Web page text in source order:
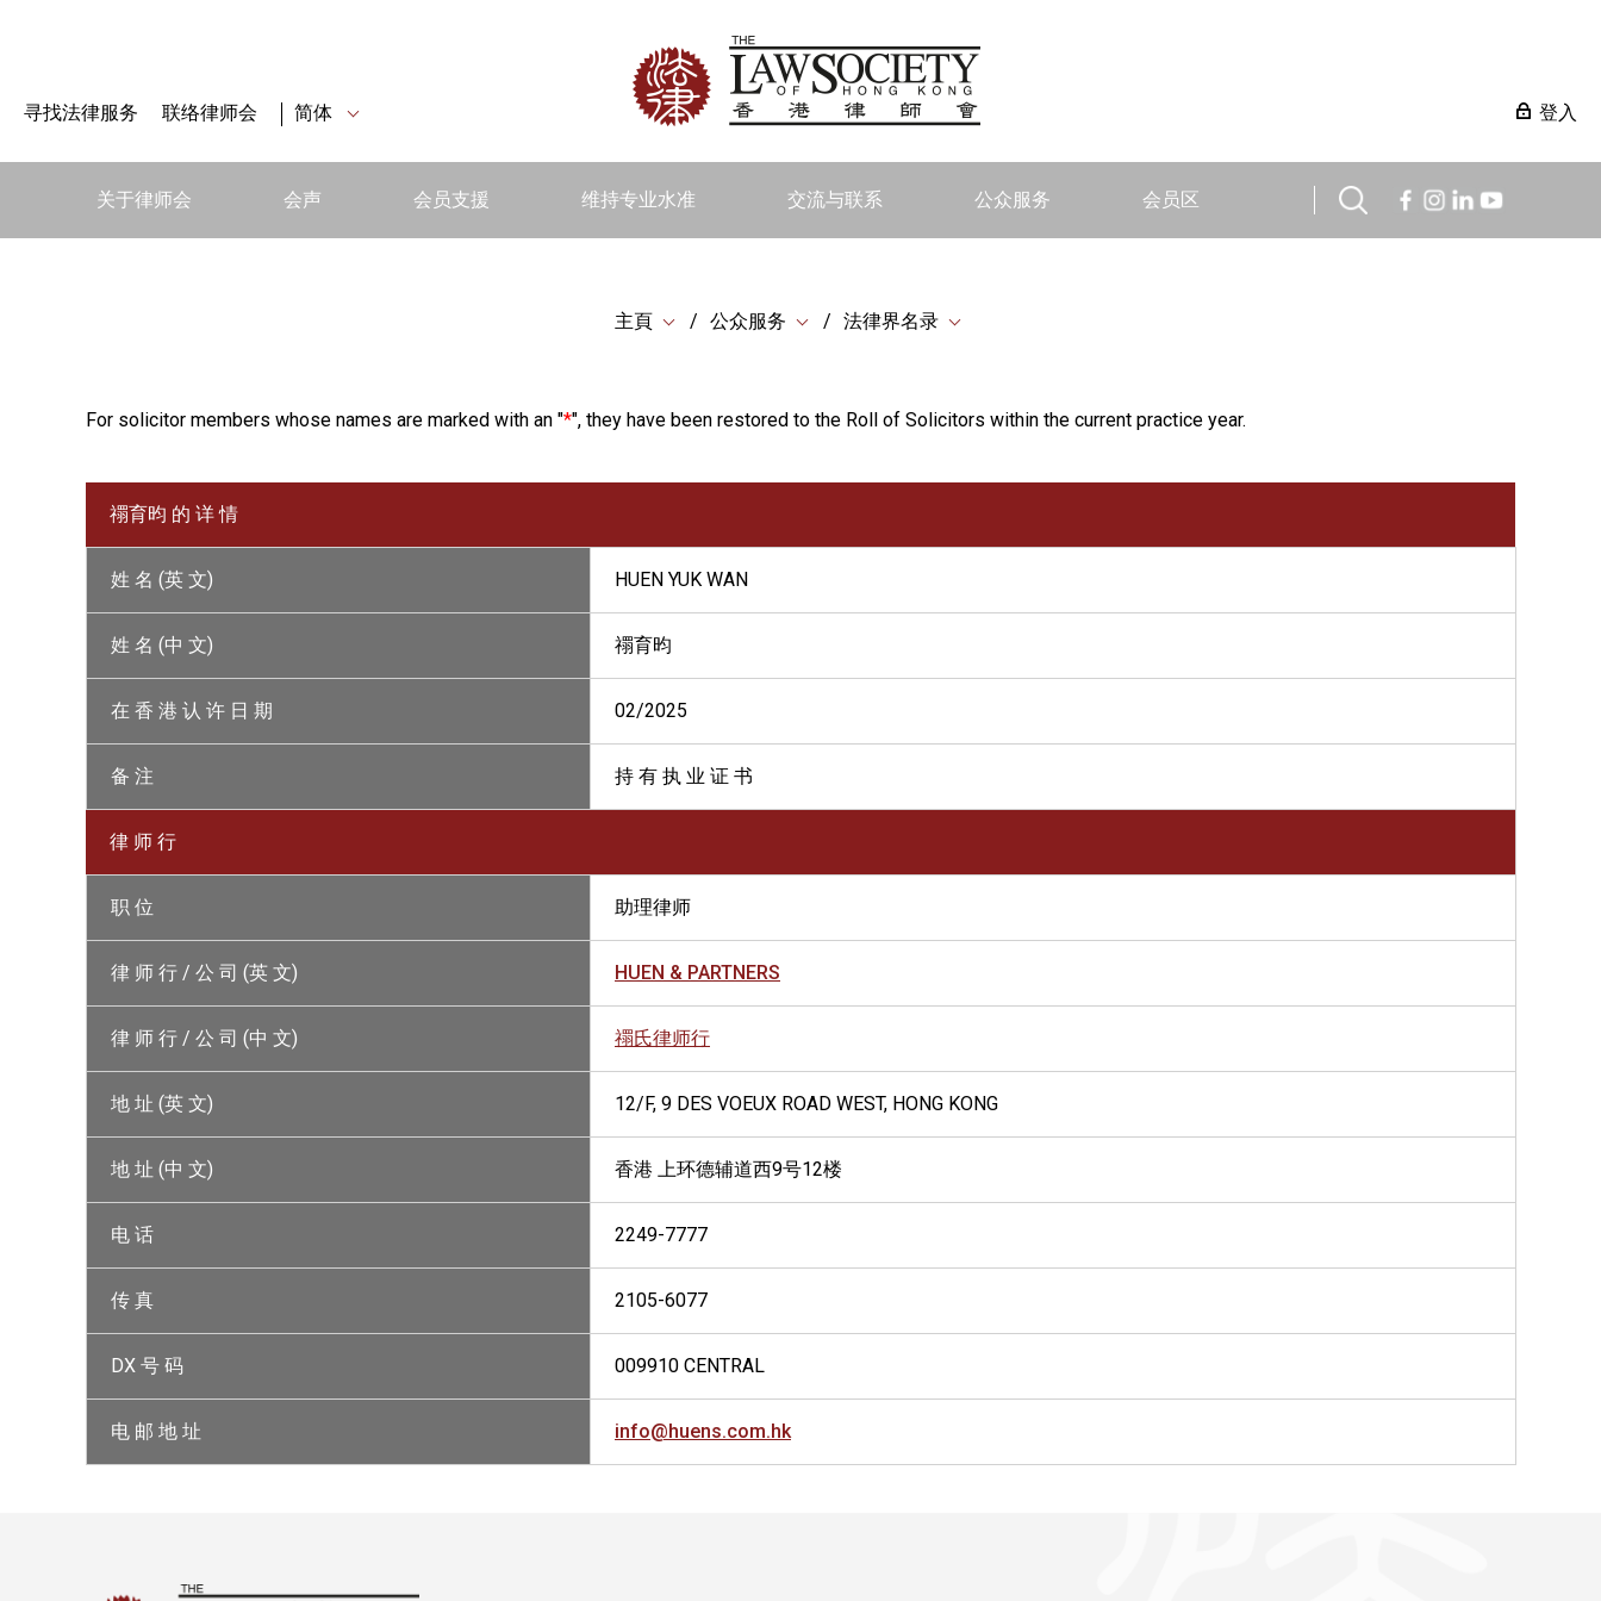
寻找法律服务 联络律师会 简体 登入
关于律师会 会声 会员支援 维持专业水准 交流与联系 公众服务 会员区
主頁 公众服务 法律界名录
For solicitor members whose names are marked with an "*", they have been restored to the Roll of Solicitors within the current practice year.
禤育昀 的 详 情
姓 名 (英 文) HUEN YUK WAN
姓 名 (中 文) 禤育昀
在 香 港 认 许 日 期 02/2025
备 注 持 有 执 业 证 书
律 师 行
职 位 助理律师
律 师 行 / 公 司 (英 文) HUEN & PARTNERS
律 师 行 / 公 司 (中 文) 禤氏律师行
地 址 (英 文) 12/F, 9 DES VOEUX ROAD WEST, HONG KONG
地 址 (中 文) 香港 上环德辅道西9号12楼
电 话 2249-7777
传 真 2105-6077
DX 号 码 009910 CENTRAL
电 邮 地 址 info@huens.com.hk